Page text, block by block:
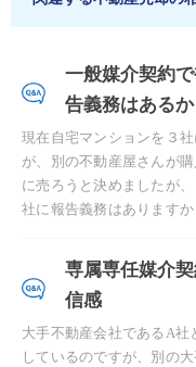
一般媒介契約
告義務はあるか
現在自宅マンションを３
が、別の不動産屋さんが
に売ろうと決めましたが
社に報告義務はあります
専属専任媒介
信感
大手不動産会社であるA社
しているのですが、別の